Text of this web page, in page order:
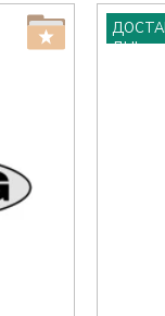
ДНІ